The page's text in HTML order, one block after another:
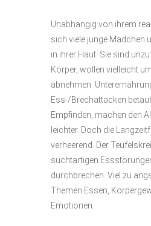
Unabhängig von ihrem
sich viele junge Mädchen
in ihrer Haut. Sie sind
Körper, wollen vielleicht
abnehmen.
Ess-/Brechattacken
Empfinden, machen den
leichter. Doch die
verheerend. Der
suchtartigen
durchbrechen. Viel zu
Themen Essen,
Emotionen.